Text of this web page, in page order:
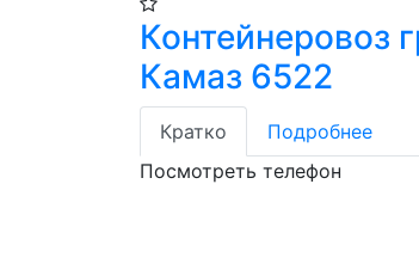
Контейнеровоз
Камаз 6522
Кратко
Подробнее
Посмотреть телефон